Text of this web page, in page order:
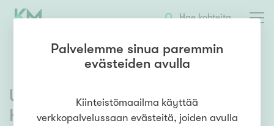
Hae kohteita
Urkupillintie 7,Kannelmäki
Helsinki
Palvelemme sinua paremmin
evästeiden avulla
Kiinteistömaailma käyttää
verkkopalvelussaan evästeitä, joiden avulla